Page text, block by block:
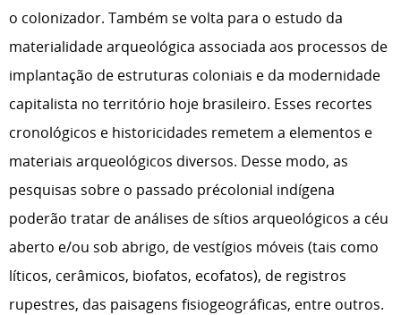
o colonizador. Também se volta para o estudo da
materialidade arqueológica associada aos processos de
implantação de estruturas coloniais e da modernidade
capitalista no território hoje brasileiro. Esses recortes
cronológicos e historicidades remetem a elementos e
materiais arqueológicos diversos. Desse modo, as
pesquisas sobre o passado précolonial indígena
poderão tratar de análises de sítios arqueológicos a céu
aberto e/ou sob abrigo, de vestígios móveis (tais como
líticos, cerâmicos, biofatos, ecofatos), de registros
rupestres, das paisagens fisiogeográficas, entre outros.